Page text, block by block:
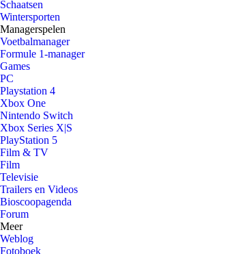
Schaatsen
Wintersporten
Managerspelen
Voetbalmanager
Formule 1-manager
Games
PC
Playstation 4
Xbox One
Nintendo Switch
Xbox Series X|S
PlayStation 5
Film & TV
Film
Televisie
Trailers en Videos
Bioscoopagenda
Forum
Meer
Weblog
Fotoboek